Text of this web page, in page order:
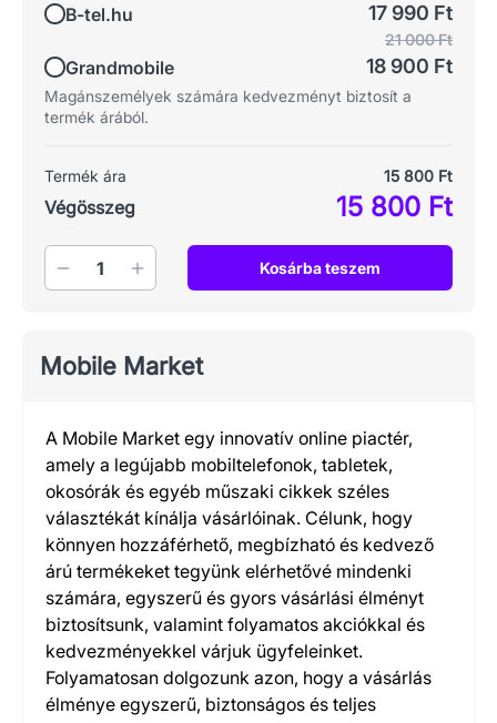
B-tel.hu 17 990 Ft
Grandmobile
21 000 Ft
18 900 Ft
Magánszemélyek számára kedvezményt biztosít a
termék árából.
Termék ára 15 800 Ft
Végösszeg 15 800 Ft
Mennyiség Kosárba teszem
Mobile Market
A Mobile Market egy innovatív online piactér,
amely a legújabb mobiltelefonok, tabletek,
okosórák és egyéb műszaki cikkek széles
választékát kínálja vásárlóinak. Célunk, hogy
könnyen hozzáférhető, megbízható és kedvező
árú termékeket tegyünk elérhetővé mindenki
számára, egyszerű és gyors vásárlási élményt
biztosítsunk, valamint folyamatos akciókkal és
kedvezményekkel várjuk ügyfeleinket.
Folyamatosan dolgozunk azon, hogy a vásárlás
élménye egyszerű, biztonságos és teljes